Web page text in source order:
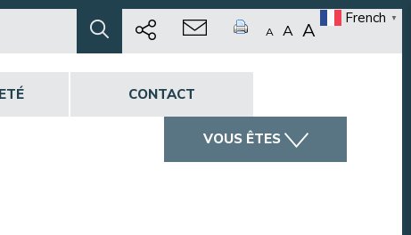
A A A
French ▼
CONTACT
VOUS ÊTES